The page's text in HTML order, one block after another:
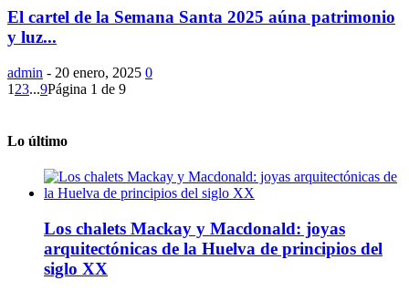
El cartel de la Semana Santa 2025 aúna patrimonio
y luz...
admin - 20 enero, 2025 0
1 23...9Página 1 de 9
Lo último
Los chalets Mackay y Macdonald: joyas
arquitectónicas de la Huelva de principios del
siglo XX